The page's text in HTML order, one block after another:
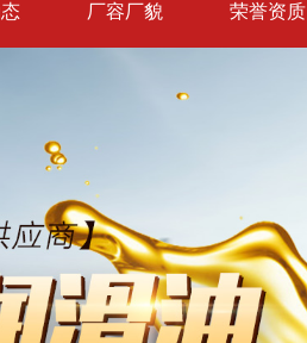
厂容厂貌 荣誉资质